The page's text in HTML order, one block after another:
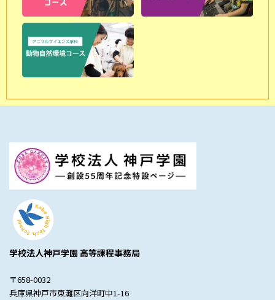
学校法人神戸学園 高等課程事務局
〒658-0032
兵庫県神戸市東灘区向洋町中1-16